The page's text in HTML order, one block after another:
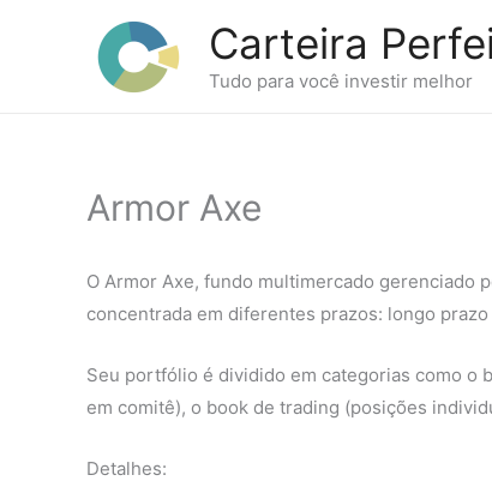
Carteira
Tudo para você investir melhor
Armor Axe
O Armor Axe, fundo multimercado gerenciado
concentrada em diferentes prazos: longo
Seu portfólio é dividido em categorias como o
em comitê), o book de trading (posições
Detalhes: